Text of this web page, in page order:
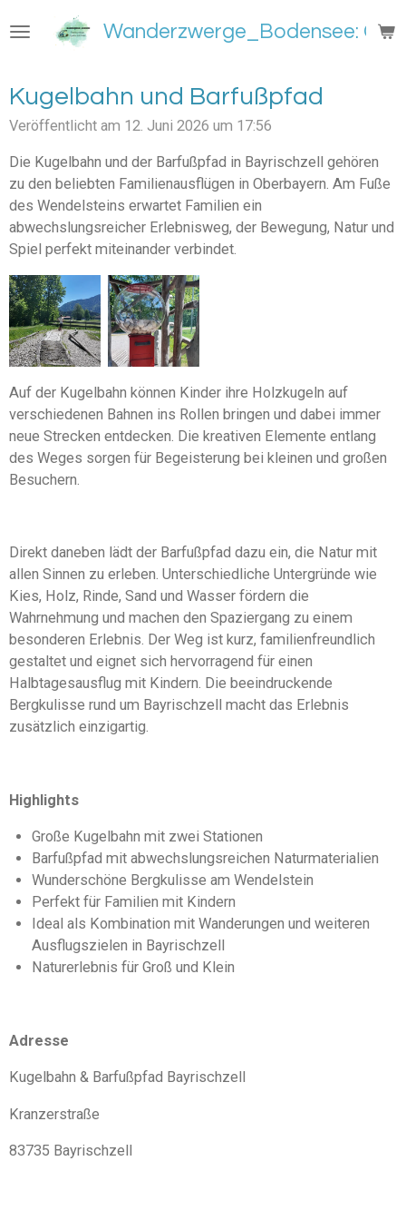
Hauptinhalt
Wanderzwerge_Bodensee:
Kugelbahn und Barfußpfad
Veröffentlicht am 12. Juni 2026 um 17:56
Die Kugelbahn und der Barfußpfad in Bayrischzell gehören
zu den beliebten Familienausflügen in Oberbayern. Am Fuße
des Wendelsteins erwartet Familien ein
abwechslungsreicher Erlebnisweg, der Bewegung, Natur und
Spiel perfekt miteinander verbindet.
Auf der Kugelbahn können Kinder ihre Holzkugeln auf
verschiedenen Bahnen ins Rollen bringen und dabei immer
neue Strecken entdecken. Die kreativen Elemente entlang
des Weges sorgen für Begeisterung bei kleinen und großen
Besuchern.
Direkt daneben lädt der Barfußpfad dazu ein, die Natur mit
allen Sinnen zu erleben. Unterschiedliche Untergründe wie
Kies, Holz, Rinde, Sand und Wasser fördern die
Wahrnehmung und machen den Spaziergang zu einem
besonderen Erlebnis. Der Weg ist kurz, familienfreundlich
gestaltet und eignet sich hervorragend für einen
Halbtagesausflug mit Kindern. Die beeindruckende
Bergkulisse rund um Bayrischzell macht das Erlebnis
zusätzlich einzigartig.
Highlights
Große Kugelbahn mit zwei Stationen
Barfußpfad mit abwechslungsreichen Naturmaterialien
Wunderschöne Bergkulisse am Wendelstein
Perfekt für Familien mit Kindern
Ideal als Kombination mit Wanderungen und weiteren
Ausflugszielen in Bayrischzell
Naturerlebnis für Groß und Klein
Adresse
Kugelbahn & Barfußpfad Bayrischzell
Kranzerstraße
83735 Bayrischzell